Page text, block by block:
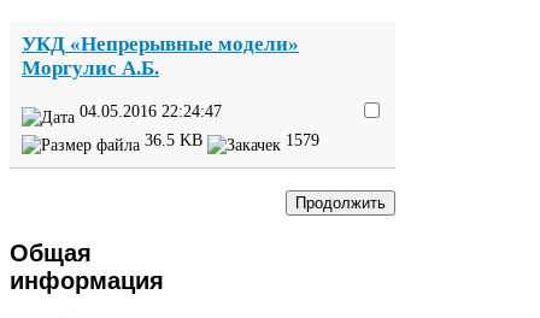
УКД «Непрерывные модели»
Моргулис А.Б.
04.05.2016 22:24:47
36 5 KB 1579
Общая
информация